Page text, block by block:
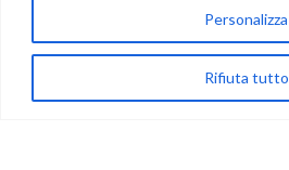
Personalizza
Rifiuta tutto
83024 Monteforte Irpino (AV)
(+39) 081-7777233